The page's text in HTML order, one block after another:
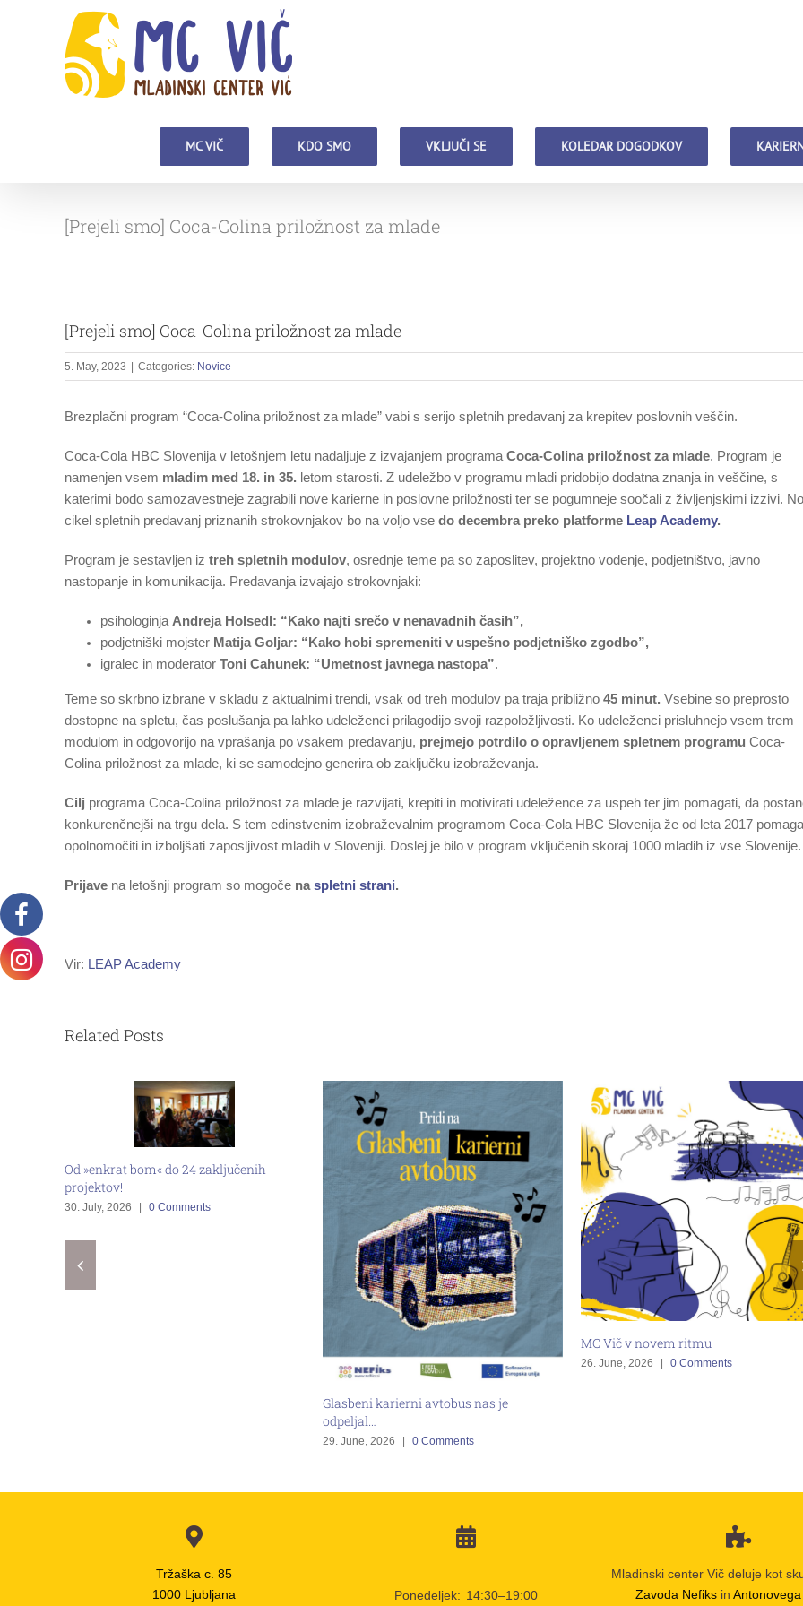
MC VIČ KDO SMO VKLJUČI SE KOLEDAR DOGODKOV
[Prejeli smo] Coca-Colina priložnost za mlade
[Prejeli smo] Coca-Colina priložnost za mlade
5. May, 2023 Categories: Novice
Brezplačni program “Coca-Colina priložnost za mlade” vabi s serijo spletnih predavanj za krepitev poslovnih veščin.
Coca-Cola HBC Slovenija v letošnjem letu nadaljuje z izvajanjem programa Coca-Colina priložnost za mlade. Program je
namenjen vsem mladim med 18. in 35. letom starosti. Z udeležbo v programu mladi pridobijo dodatna znanja in veščine, s
katerimi bodo samozavestneje zagrabili nove karierne in poslovne priložnosti ter se pogumneje soočali z življenjskimi izzivi.
cikel spletnih predavanj priznanih strokovnjakov bo na voljo vse do decembra preko platforme Leap Academy.
Program je sestavljen iz treh spletnih modulov, osrednje teme pa so zaposlitev, projektno vodenje, podjetništvo, javno
nastopanje in komunikacija. Predavanja izvajajo strokovnjaki:
psihologinja Andreja Holsedl: “Kako najti srečo v nenavadnih časih”,
podjetniški mojster Matija Goljar: “Kako hobi spremeniti v uspešno podjetniško zgodbo”,
igralec in moderator Toni Cahunek: “Umetnost javnega nastopa”.
Teme so skrbno izbrane v skladu z aktualnimi trendi, vsak od treh modulov pa traja približno 45 minut. Vsebine so preprosto
dostopne na spletu, čas poslušanja pa lahko udeleženci prilagodijo svoji razpoložljivosti. Ko udeleženci prisluhnejo vsem trem
modulom in odgovorijo na vprašanja po vsakem predavanju, prejmejo potrdilo o opravljenem spletnem programu Coca-
Colina priložnost za mlade, ki se samodejno generira ob zaključku izobraževanja.
Cilj programa Coca-Colina priložnost za mlade je razvijati, krepiti in motivirati udeležence za uspeh ter jim pomagati, da
konkurenčnejši na trgu dela. S tem edinstvenim izobraževalnim programom Coca-Cola HBC Slovenija že od leta 2017 pomaga
opolnomočiti in izboljšati zaposljivost mladih v Sloveniji. Doslej je bilo v program vključenih skoraj 1000 mladih iz vse Slovenije.
Prijave na letošnji program so mogoče na spletni strani.
Vir: LEAP Academy
Related Posts
Od »enkrat bom« do 24 zaključenih
projektov!
30. July, 2026 | 0 Comments
Glasbeni karierni avtobus nas je
odpeljal…
29. June, 2026 | 0 Comments
MC Vič v novem ritmu
26. June, 2026 | 0 Comments
Tržaška c. 85
1000 Ljubljana
Ponedeljek: 14:30–19:00
Mladinski center Vič deluje kot
Zavoda Nefiks in